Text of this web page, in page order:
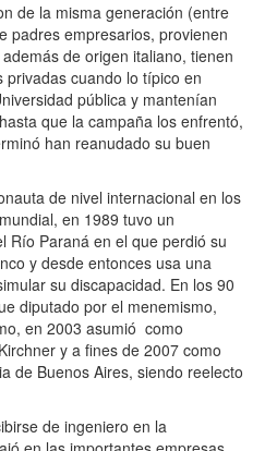
de la misma generación (entre
padres empresarios, provienen
de origen italiano, tienen
cuando lo típico en
pública y mantenían
que la campaña los enfrentó,
han reanudado su buen
de nivel internacional en los
en 1989 tuvo un
Río Paraná en el que perdió su
y desde entonces usa una
su discapacidad. En los 90
diputado por el menemismo,
en 2003 asumió como
y a fines de 2007 como
de Buenos Aires, siendo reelecto
de ingeniero en la